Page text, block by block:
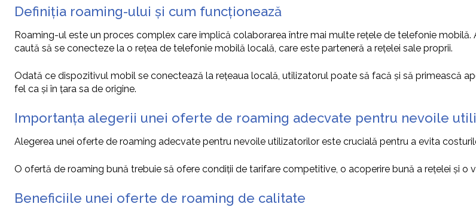
Definiția roaming-ului și cum funcționează
Roaming-ul este un proces complex care implică colaborarea între mai multe rețele de telefonie
caută să se conecteze la o rețea de telefonie mobilă locală, care este parteneră a rețelei sale proprii.
Odată ce dispozitivul mobil se conectează la rețeaua locală, utilizatorul poate să facă și să primească
fel ca și în țara sa de origine.
Importanța alegerii unei oferte de roaming adecvate pentru nevoile
Alegerea unei oferte de roaming adecvate pentru nevoile utilizatorilor este crucială pentru a evita
O ofertă de roaming bună trebuie să ofere condiții de tarifare competitive, o acoperire bună a rețelei și
Beneficiile unei oferte de roaming de calitate